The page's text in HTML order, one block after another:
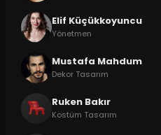
Elif Küçükkoyuncu
Yönetmen
Mustafa Mahdum
Dekor Tasarım
Ruken Bakır
Kostüm Tasarım